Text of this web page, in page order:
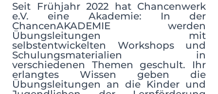
Seit Frühjahr 2022 hat Chancenwerk
e.V. eine Akademie: In der
ChancenAKADEMIE werden
Übungsleitungen mit
selbstentwickelten Workshops und
Schulungsmaterialien in
verschiedenen Themen geschult. Ihr
erlangtes Wissen geben die
Übungsleitungen an die Kinder und